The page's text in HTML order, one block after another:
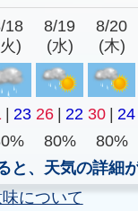
18
)
8/19
(水)
8/20
(木)
| 23 26 | 22 30 | 24
80% 80%
と、天気の詳細
について